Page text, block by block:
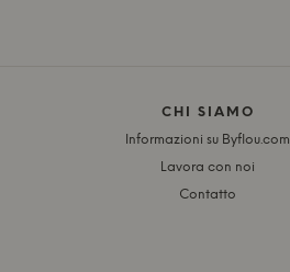
CHI SIAMO
Informazioni su Byflou.com
Lavora con noi
Contatto